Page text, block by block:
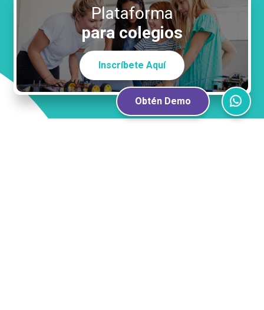
Plataforma
para colegios
Inscríbete Aquí
Obtén Demo